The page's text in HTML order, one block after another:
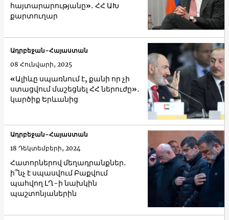
հայտարարությանը»․ ՀՀ ԱԽ
քարտուղար
«Ալիևը սպառնում է, քանի որ չի
ստացվում մաշեցնել ՀՀ ներուժը»․
կարծիք Երևանից
Ադրբեջան-Հայաստան
08 Հունվարի, 2025
Հատորներով մեղադրանքներ․
ի՞նչ է սպասվում Բաքվում
պահվող ԼՂ-ի նախկին
պաշտոնյաներին
Ադրբեջան-Հայաստան
18 Դեկտեմբերի, 2024